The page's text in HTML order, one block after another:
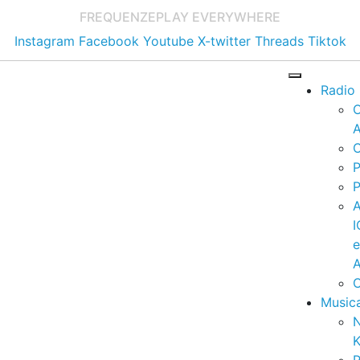
FREQUENZEPLAY EVERYWHERE
Instagram Facebook Youtube X-twitter Threads Tiktok
Radio
e